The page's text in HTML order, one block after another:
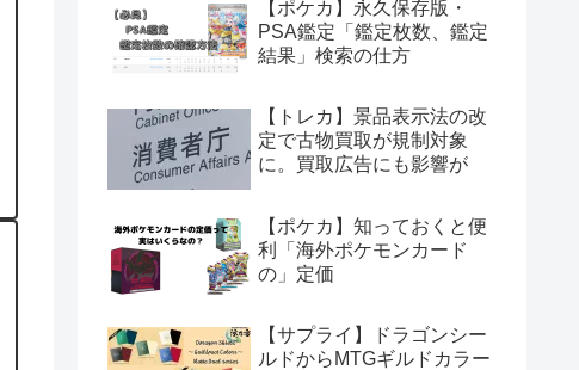
【ポケカ】永久保存版・
PSA鑑定「鑑定枚数、鑑定
結果」検索の仕方
【トレカ】景品表示法の改
定で古物買取が規制対象
に。買取広告にも影響が
【ポケカ】知っておくと便
利「海外ポケモンカード
の」定価
【サプライ】ドラゴンシー
ルドからMTGギルドカラー